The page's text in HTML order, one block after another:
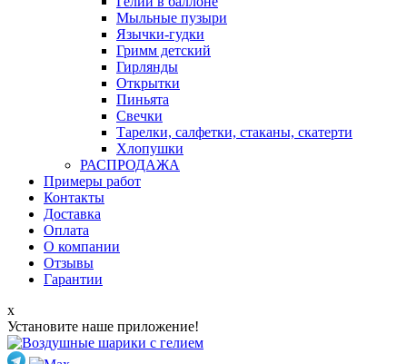
Мыльные пузыри
Язычки-гудки
Гримм детский
Гирлянды
Открытки
Пиньята
Свечки
Тарелки, салфетки, стаканы, скатерти
Хлопушки
РАСПРОДАЖА
Примеры работ
Контакты
Доставка
Оплата
О компании
Отзывы
Гарантии
x
Установите наше приложение!